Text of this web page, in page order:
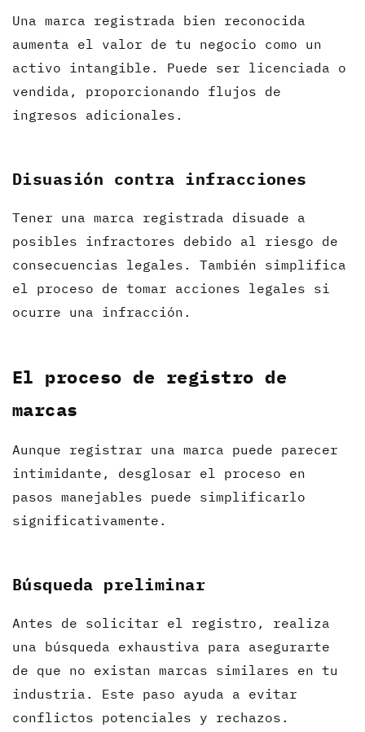
Una marca registrada bien reconocida
aumenta el valor de tu negocio como un
activo intangible. Puede ser licenciada o
vendida, proporcionando flujos de
ingresos adicionales.
Disuasión contra infracciones
Tener una marca registrada disuade a
posibles infractores debido al riesgo de
consecuencias legales. También simplifica
el proceso de tomar acciones legales si
ocurre una infracción.
El proceso de registro de
marcas
Aunque registrar una marca puede parecer
intimidante, desglosar el proceso en
pasos manejables puede simplificarlo
significativamente.
Búsqueda preliminar
Antes de solicitar el registro, realiza
una búsqueda exhaustiva para asegurarte
de que no existan marcas similares en tu
industria. Este paso ayuda a evitar
conflictos potenciales y rechazos.